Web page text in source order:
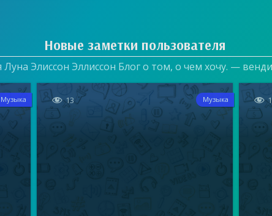
Новые заметки пользователя
Элиссон Эллиссон Блог о том, о чем хочу. —
Музыка  13 Музыка 